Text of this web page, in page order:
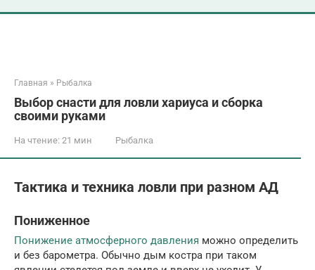
Главная » Рыбалка
Выбор снасти для ловли хариуса и сборка
своими руками
На чтение: 21 мин Рыбалка
Тактика и техника ловли при разном АД
Пониженное
Понижение атмосферного давления можно определить
и без барометра. Обычно дым костра при таком